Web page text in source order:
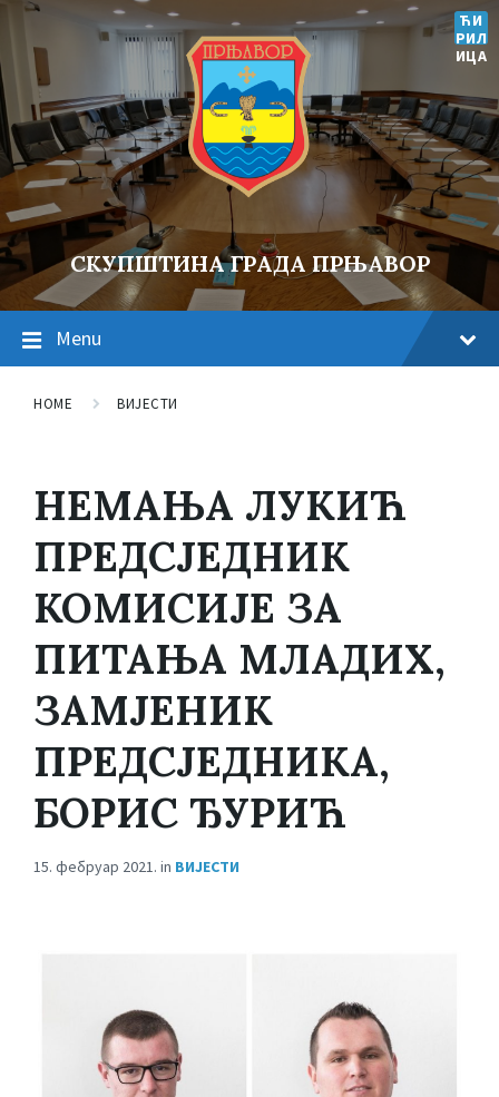
ЋИ
РИЛ
ИЦА
СКУПШТИНА ГРАДА ПРЊАВОР
Menu
HOME ВИЈЕСТИ
НЕМАЊА ЛУКИЋ
ПРЕДСЈЕДНИК
КОМИСИЈЕ ЗА
ПИТАЊА МЛАДИХ,
ЗАМЈЕНИК
ПРЕДСЈЕДНИКА,
БОРИС ЂУРИЋ
15. фебруар 2021. in ВИЈЕСТИ